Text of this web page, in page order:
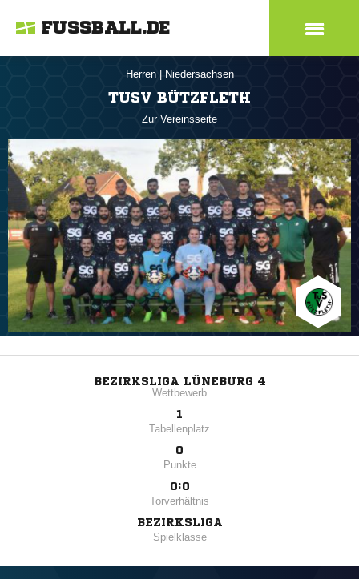
FUSSBALL.DE
Herren Niedersachsen
TUSV BÜTZFLETH
Zur Vereinsseite
BEZIRKSLIGA LÜNEBURG 4
Wettbewerb
1
Tabellenplatz
0
Punkte
0:0
Torverhältnis
BEZIRKSLIGA
Spielklasse